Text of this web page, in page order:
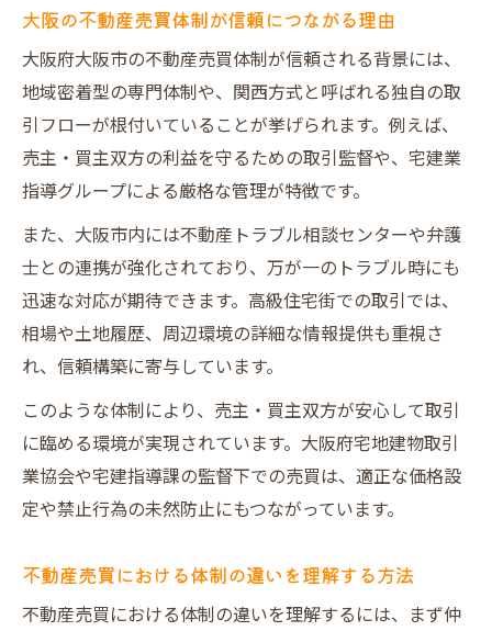
関西方式ならではの契約フローの特徴とコ
ツ
高級住宅街で成功する不動産売買の秘訣
高級住宅街で不動産売買を成功させる条件
大阪の高級住宅街選びに役立つ体制の特徴
理想の不動産売買を叶える高級住宅街の見
極め
買主・売主双方が満足する高級物件取引の
コツ
失敗しない不動産売買体制で富裕層エリア
へ
業界用語を理解して安全な不動産売買を実現
不動産売買で知っておきたい業界用語集
三大タブーや飛ばしとは何か正しく理解す
る
法
大阪の売買現場でよく使われる専門用語と
大阪の不動産売買体制が信頼につながる理由
大阪府大阪市の不動産売買体制が信頼される背景には、
地域密着型の専門体制や、関西方式と呼ばれる独自の取
引フローが根付いていることが挙げられます。例えば、
売主・買主双方の利益を守るための取引監督や、宅建業
指導グループによる厳格な管理が特徴です。
また、大阪市内には不動産トラブル相談センターや弁護
士との連携が強化されており、万が一のトラブル時にも
迅速な対応が期待できます。高級住宅街での取引では、
相場や土地履歴、周辺環境の詳細な情報提供も重視さ
れ、信頼構築に寄与しています。
このような体制により、売主・買主双方が安心して取引
に臨める環境が実現されています。大阪府宅地建物取引
業協会や宅建指導課の監督下での売買は、適正な価格設
定や禁止行為の未然防止にもつながっています。
不動産売買における体制の違いを理解する方法
不動産売買における体制の違いを理解するには、まず仲